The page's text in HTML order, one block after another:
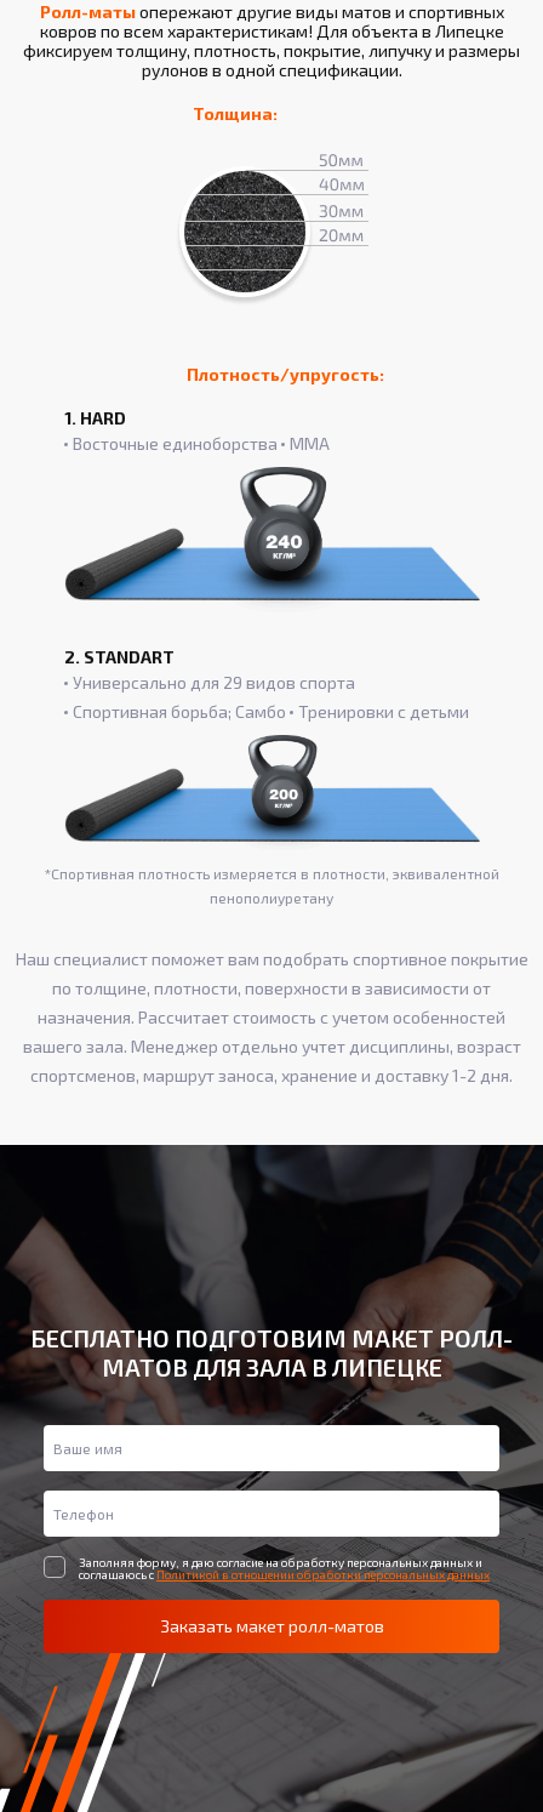
Ролл-матыопережают другие виды матов и спортивных
ковров по всем характеристикам! Для объекта в Липецке
фиксируем толщину, плотность, покрытие, липучку и размеры
рулонов в одной спецификации.
Толщина:
Плотность/упругость:
1. HARD
Восточные единоборства
ММА
2. STANDART
Универсально для 29 видов спорта
Спортивная борьба; Самбо
Тренировки с детьми
*Спортивная плотность измеряется в плотности, эквивалентной
пенополиуретану
Наш специалист поможет вам подобрать спортивное покрытие
по толщине, плотности, поверхности в зависимости от
назначения. Рассчитает стоимость с учетом особенностей
вашего зала. Менеджер отдельно учтет дисциплины, возраст
спортсменов, маршрут заноса, хранение и доставку 1-2 дня.
БЕСПЛАТНО ПОДГОТОВИМ МАКЕТ РОЛЛ-
МАТОВ ДЛЯ ЗАЛА В ЛИПЕЦКЕ
Заполняя форму, я даю согласие на обработку персональных данных и
соглашаюсь с Политикой в отношении обработки персональных данных
Заказать макет ролл-матов